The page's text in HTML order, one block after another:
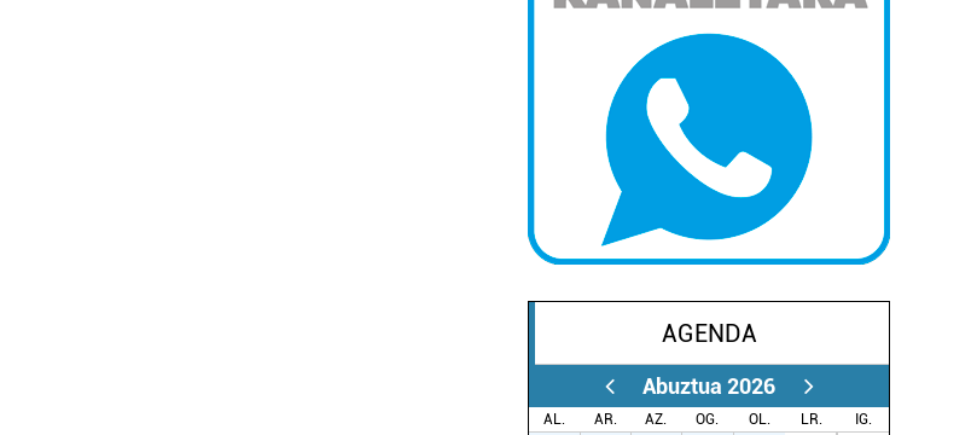
AGENDA
Abuztua 2026
AL. AR. AZ. OG. OL. LR.
IG.